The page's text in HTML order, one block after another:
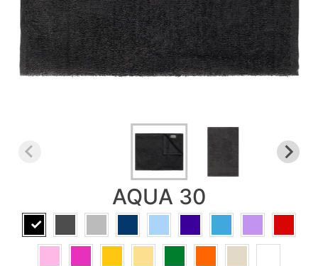
KALENDARI
PLANERI
RADNA
OPREMA
RASPRODAJA
ŠTAMPOM
AQUA 30